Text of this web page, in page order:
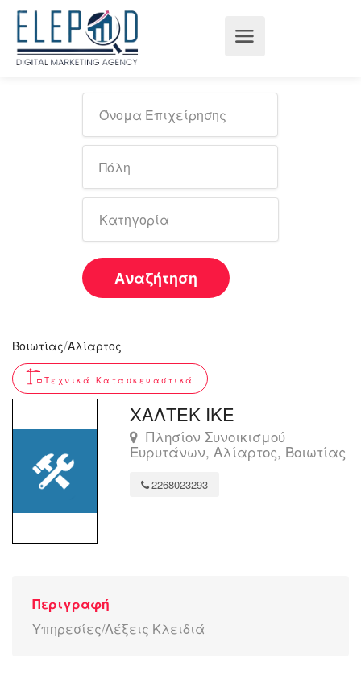
Αναζήτηση
Βοιωτίας/Αλίαρτος
Τεχνικά Κατασκευαστικά
ΧΑΛΤΕΚ ΙΚΕ
Πλησίον Συνοικισμού
Ευρυτάνων, Αλίαρτος, Βοιωτίας
2268023293
Περιγραφή
Υπηρεσίες/Λέξεις Κλειδιά